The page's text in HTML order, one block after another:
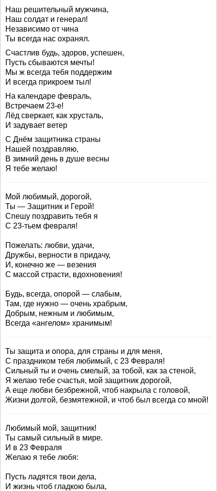
Наш решительный мужчина,
Наш солдат и генерал!
Независимо от чина
Ты всегда нас охранял.
Счастлив будь, здоров, успешен,
Пусть сбываются мечты!
Мы ж всегда тебя поддержим
И всегда прикроем тыл!
На календаре февраль,
Встречаем 23-е!
Лёд сверкает, как хрусталь,
И задувает ветер
С Днём защитника страны
Нашей поздравляю,
В зимний день в душе весны
Я тебе желаю!
Мой любимый, дорогой,
Ты — Защитник и Герой!
Спешу поздравить тебя я
С 23-тьем февраля!
Пожелать: любви, удачи,
Дружбы, верности в придачу,
И, конечно же — везения
С массой страсти, вдохновения!
Будь, всегда, опорой — слабым,
Там, где нужно — очень храбрым,
Добрым, нежным и любимым,
Всегда «ангелом» хранимым!
Ты защита и опора, для страны и для меня,
С праздником тебя любимый, с 23 Февраля!
Сильный ты и очень смелый, за тобой, как за стеной,
Я желаю тебе счастья, мой защитник дорогой,
А еще любви безбрежной, чтоб накрыла с головой,
Жизни долгой, безмятежной, и чтоб был всегда со мной!
Любимый мой, защитник!
Ты самый сильный в мире.
И в 23 Февраля
Желаю я тебе любя:
Пусть ладятся твои дела,
И жизнь чтоб гладкою была,